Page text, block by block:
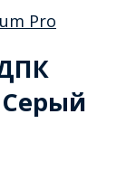
Pro
Серый